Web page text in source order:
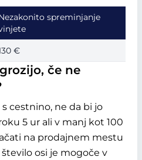
spreminjanje
€
če ne
cestnino, ne da bi jo
5 ur ali v manj kot 100
na prodajnem mestu
osi je mogoče v